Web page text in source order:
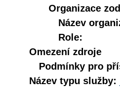
Organizace
Název
Role:
Omezení zdroje
Podmínky pro
Název typu služby: